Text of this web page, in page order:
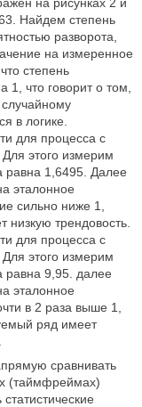
Найдем степень
разворота,
на измеренное
степень
1, что говорит о том,
в логике.
для процесса с
этого измерим
равна 1,6495. Далее
эталонное
сильно ниже 1,
низкую трендовость.
для процесса с
этого измерим
равна 9,95. далее
эталонное
в 2 раза выше 1,
ряд имеет
сравнивать
(таймфреймах)